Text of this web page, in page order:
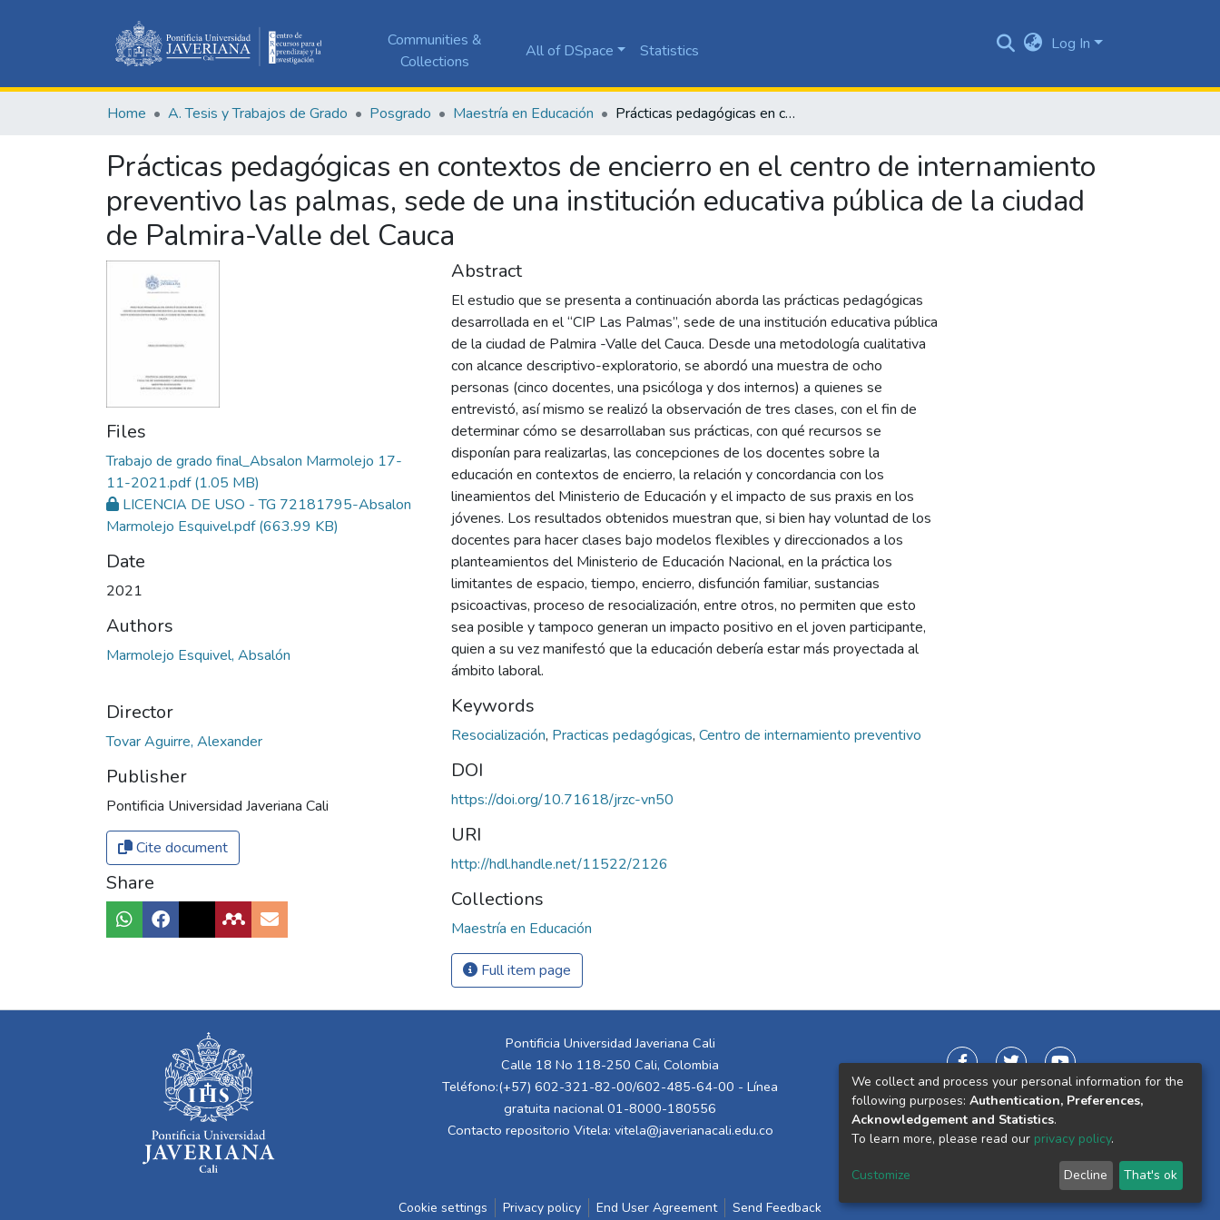
Communities &
Collections
All of DSpace Statistics Log In
Home A. Tesis y Trabajos de Grado Posgrado Maestría en Educación Prácticas pedagógicas en contextos de encierro en el centro de internamiento preventivo las palmas, sede de una institución educativa pública de la ciudad de Palmira-Valle del Cauca
Prácticas pedagógicas en contextos de encierro en el centro de internamiento
preventivo las palmas, sede de una institución educativa pública de la ciudad
de Palmira-Valle del Cauca
Files
Trabajo de grado final_Absalon Marmolejo 17-
11-2021.pdf(1.05 MB)
LICENCIA DE USO - TG 72181795-Absalon
Marmolejo Esquivel.pdf(663.99 KB)
Date
2021
Authors
Marmolejo Esquivel, Absalón
Director
Tovar Aguirre, Alexander
Publisher
Pontificia Universidad Javeriana Cali
Cite document
Share
Abstract
El estudio que se presenta a continuación aborda las prácticas pedagógicas
desarrollada en el “CIP Las Palmas”, sede de una institución educativa pública
de la ciudad de Palmira -Valle del Cauca. Desde una metodología cualitativa
con alcance descriptivo-exploratorio, se abordó una muestra de ocho
personas (cinco docentes, una psicóloga y dos internos) a quienes se
entrevistó, así mismo se realizó la observación de tres clases, con el fin de
determinar cómo se desarrollaban sus prácticas, con qué recursos se
disponían para realizarlas, las concepciones de los docentes sobre la
educación en contextos de encierro, la relación y concordancia con los
lineamientos del Ministerio de Educación y el impacto de sus praxis en los
jóvenes. Los resultados obtenidos muestran que, si bien hay voluntad de los
docentes para hacer clases bajo modelos flexibles y direccionados a los
planteamientos del Ministerio de Educación Nacional, en la práctica los
limitantes de espacio, tiempo, encierro, disfunción familiar, sustancias
psicoactivas, proceso de resocialización, entre otros, no permiten que esto
sea posible y tampoco generan un impacto positivo en el joven participante,
quien a su vez manifestó que la educación debería estar más proyectada al
ámbito laboral.
Keywords
Resocialización, Practicas pedagógicas, Centro de internamiento preventivo
DOI
https://doi.org/10.71618/jrzc-vn50
URI
http://hdl.handle.net/11522/2126
Collections
Maestría en Educación
Full item page
Pontificia Universidad Javeriana Cali
Calle 18 No 118-250 Cali, Colombia
Teléfono:(+57) 602-321-82-00/602-485-64-00 - Línea
gratuita nacional 01-8000-180556
Contacto repositorio Vitela: vitela@javerianacali.edu.co
Cookie settings Privacy policy End User Agreement Send Feedback
We collect and process your personal information for the
following purposes: Authentication, Preferences,
Acknowledgement and Statistics.
To learn more, please read our privacy policy.
Customize Decline That's ok